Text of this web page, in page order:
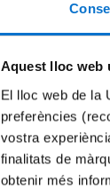
Aquest lloc web
El lloc web de la
preferències
vostra
finalitats de
obtenir més